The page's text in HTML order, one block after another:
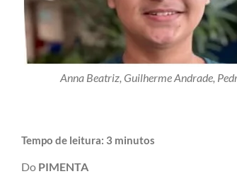
Anna Beatriz, Guilherme Andrade,
Tempo de leitura: 3 minutos
Do PIMENTA